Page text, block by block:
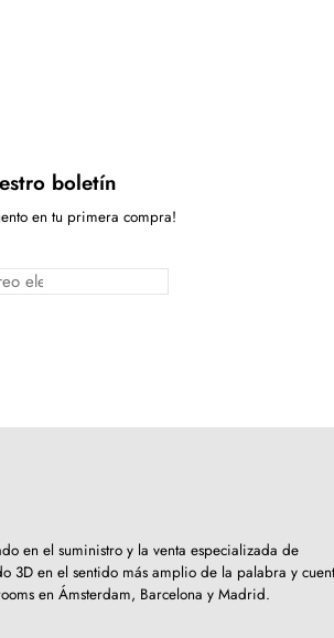
boletín
en tu primera compra!
en el suministro y la venta especializada de
3D en el sentido más amplio de la palabra y
en Ámsterdam, Barcelona y Madrid.